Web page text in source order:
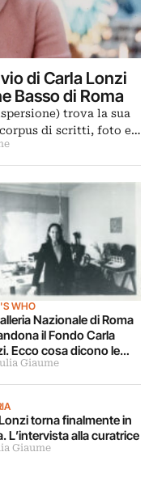
di Carla Lonzi
Basso di Roma
trova la sua
di scritti, foto e…
WHO
Nazionale di Roma
il Fondo Carla
Ecco cosa dicono le
Giaume
torna finalmente in
L’intervista alla curatrice
Giaume